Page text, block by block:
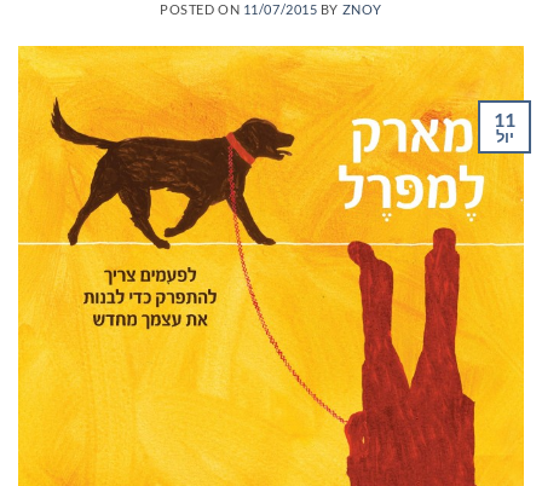
POSTED ON 11/07/2015 BY ZNOY
11
יול